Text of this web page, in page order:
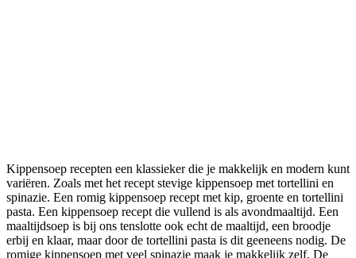
Kippensoep recepten een klassieker die je makkelijk en modern kunt
variëren. Zoals met het recept stevige kippensoep met tortellini en
spinazie. Een romig kippensoep recept met kip, groente en tortellini
pasta. Een kippensoep recept die vullend is als avondmaaltijd. Een
maaltijdsoep is bij ons tenslotte ook echt de maaltijd, een broodje
erbij en klaar, maar door de tortellini pasta is dit geeneens nodig. De
romige kippensoep met veel spinazie maak je makkelijk zelf. De